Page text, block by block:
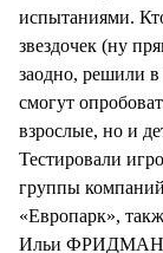
испытаниями.
звездочек (ну
заодно, решили
смогут
взрослые, но и
Тестировали
группы
«Европарк»,
Ильи ФРИДМАНА